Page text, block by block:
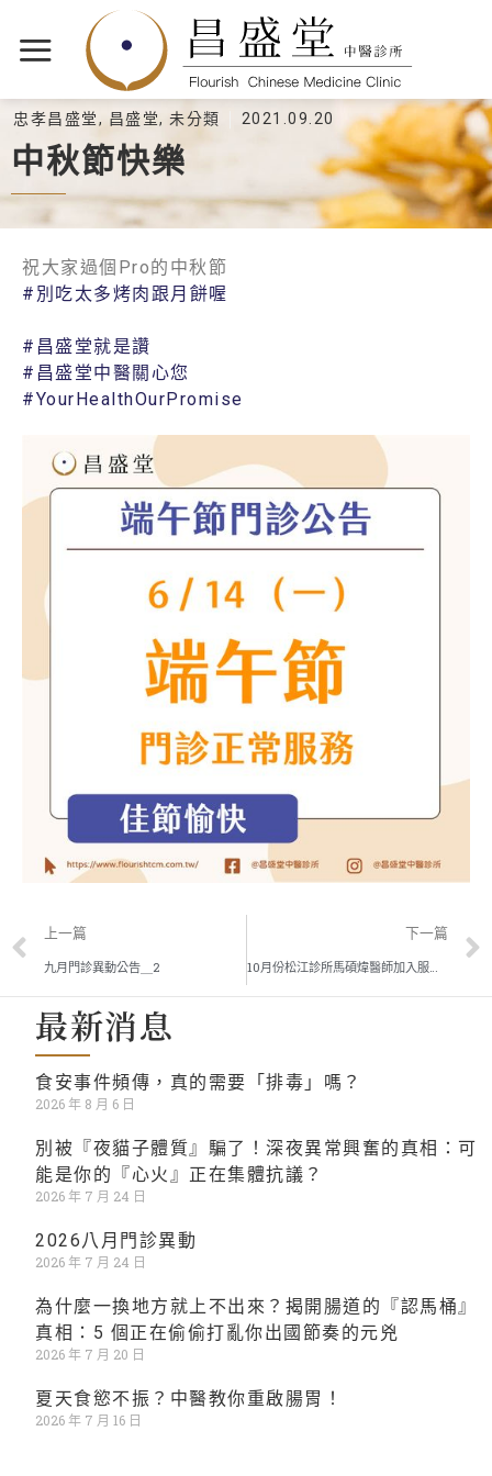
忠孝昌盛堂, 昌盛堂, 未分類 2021.09.20
中秋節快樂
祝大家過個Pro的中秋節
#別吃太多烤肉跟月餅喔
#昌盛堂就是讚
#昌盛堂中醫關心您
#YourHealthOurPromise
上一篇
九月門診異動公告＿2
下一篇
10月份松江診所馬碩煒醫師加入服務行列
最新消息
食安事件頻傳，真的需要「排毒」嗎？
2026 年 8 月 6 日
別被『夜貓子體質』騙了！深夜異常興奮的真相：可
能是你的『心火』正在集體抗議？
2026 年 7 月 24 日
2026八月門診異動
2026 年 7 月 24 日
為什麼一換地方就上不出來？揭開腸道的『認馬桶』
真相：5 個正在偷偷打亂你出國節奏的元兇
2026 年 7 月 20 日
夏天食慾不振？中醫教你重啟腸胃！
2026 年 7 月 16 日